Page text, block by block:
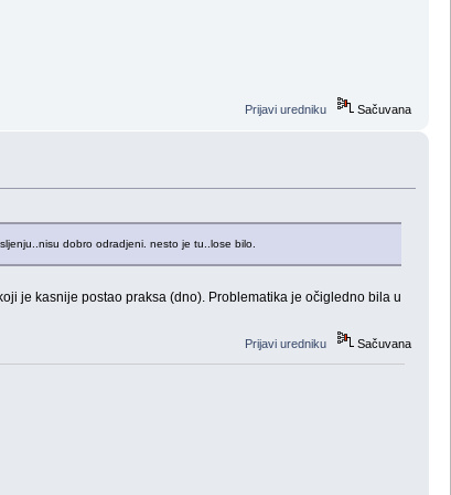
Prijavi uredniku Sačuvana
dobro odradjeni. nesto je tu..lose bilo.
je kasnije postao praksa (dno). Problematika je očigledno bila u
Prijavi uredniku Sačuvana